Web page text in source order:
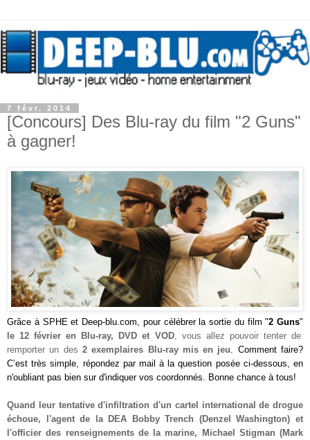
7 févr. 2014
[Concours] Des Blu-ray du film "2 Guns"
à gagner!
Grâce à SPHE et Deep-blu.com, pour célébrer la sortie du film "2 Guns"
le 12 février en Blu-ray, DVD et VOD, vous allez pouvoir tenter de
remporterun des 2 exemplaires Blu-ray mis en jeu . Comment faire?
C’est très simple, répondez par mail à la question posée ci-dessous, en
n'oubliant pas bien sur d'indiquer vos coordonnés. Bonne chance à tous!
Quand leur tentative d'infiltration d'un cartel international de drogue
échoue, l'agent de la DEA Bobby Trench (Denzel Washington) et
l'officier des renseignements de la marine, Michael Stigman (Mark